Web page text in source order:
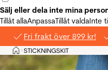
Sälj eller dela inte mina
Tillåt allaAnpassaTillåt valdaInte
Fri frakt över 899 kr!
Hem
>STICKNINGSKIT